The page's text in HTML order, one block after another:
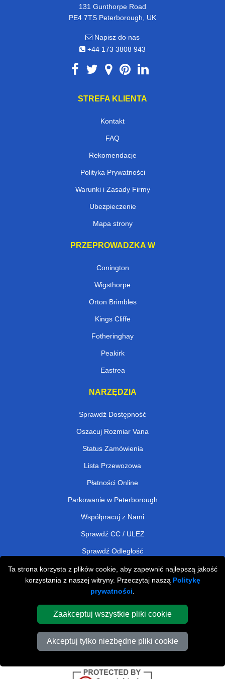
Ta strona korzysta z plików cookie, aby zapewnić najlepszą jakość
korzystania z naszej witryny. Przeczytaj naszą Politykę
prywatności
Zaakceptuj wszystkie pliki cookie
Akceptuj tylko niezbędne pliki cookie
131 Gunthorpe Road
PE4 7TS Peterborough, UK
Napisz do nas
+44 173 3808 943
STREFA KLIENTA
Kontakt
FAQ
Rekomendacje
Polityka Prywatności
Warunki i Zasady Firmy
Ubezpieczenie
Mapa strony
PRZEPROWADZKA W
Conington
Wigsthorpe
Orton Brimbles
Kings Cliffe
Fotheringhay
Peakirk
Eastrea
NARZĘDZIA
Sprawdź Dostępność
Oszacuj Rozmiar Vana
Status Zamówienia
Lista Przewozowa
Płatności Online
Parkowanie w Peterborough
Współpracuj z Nami
Sprawdź CC / ULEZ
Sprawdź Odległość
Affordable Removals London
Car Transport Peterborough